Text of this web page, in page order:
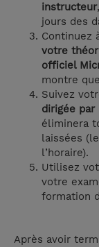
instructeur
jours des
Continuez
votre
officiel
montre
Suivez
dirigée
éliminera
laissées
l’horaire).
Utilisez
votre
formation
Après avoir